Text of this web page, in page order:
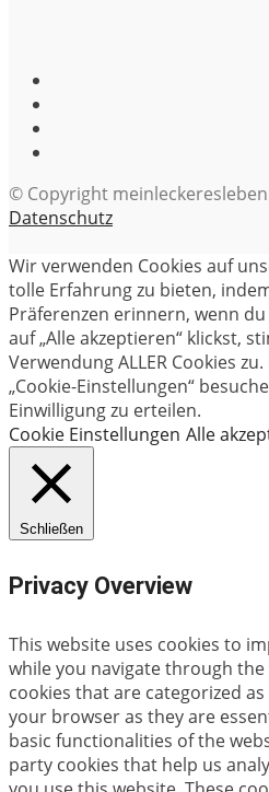
© Copyright
Datenschutz
Wir verwenden Cookies auf
tolle Erfahrung zu bieten,
Präferenzen erinnern, wenn
auf „Alle akzeptieren“ klickst,
Verwendung ALLER Cookies
„Cookie-Einstellungen“
Einwilligung zu erteilen.
Cookie Einstellungen Alle
Schließen
Privacy Overview
This website uses cookies to
while you navigate through
cookies that are categorized
your browser as they are
basic functionalities of the
party cookies that help us